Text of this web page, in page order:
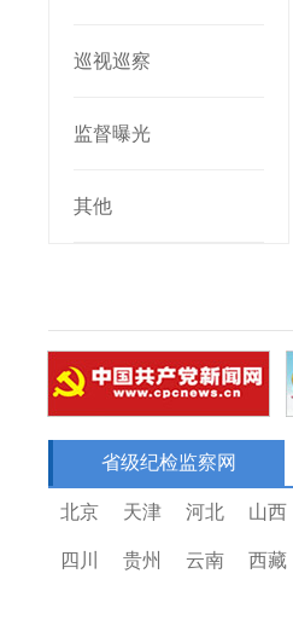
巡视巡察
监督曝光
其他
省级纪检监察网
北京 天津 河北 山西
四川 贵州 云南 西藏